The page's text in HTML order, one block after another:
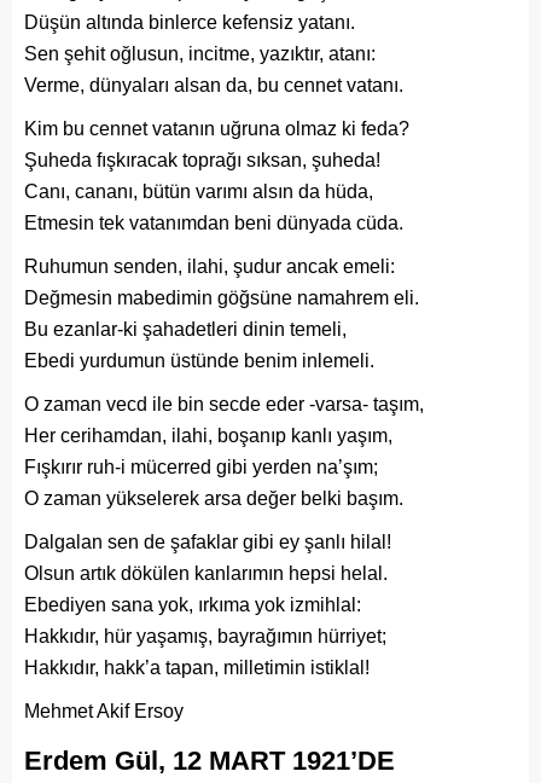
Düşün altında binlerce kefensiz yatanı.
Sen şehit oğlusun, incitme, yazıktır, atanı:
Verme, dünyaları alsan da, bu cennet vatanı.
Kim bu cennet vatanın uğruna olmaz ki feda?
Şuheda fışkıracak toprağı sıksan, şuheda!
Canı, cananı, bütün varımı alsın da hüda,
Etmesin tek vatanımdan beni dünyada cüda.
Ruhumun senden, ilahi, şudur ancak emeli:
Değmesin mabedimin göğsüne namahrem eli.
Bu ezanlar-ki şahadetleri dinin temeli,
Ebedi yurdumun üstünde benim inlemeli.
O zaman vecd ile bin secde eder -varsa- taşım,
Her cerihamdan, ilahi, boşanıp kanlı yaşım,
Fışkırır ruh-i mücerred gibi yerden na’şım;
O zaman yükselerek arsa değer belki başım.
Dalgalan sen de şafaklar gibi ey şanlı hilal!
Olsun artık dökülen kanlarımın hepsi helal.
Ebediyen sana yok, ırkıma yok izmihlal:
Hakkıdır, hür yaşamış, bayrağımın hürriyet;
Hakkıdır, hakk’a tapan, milletimin istiklal!
Mehmet Akif Ersoy
Erdem Gül, 12 MART 1921’DE